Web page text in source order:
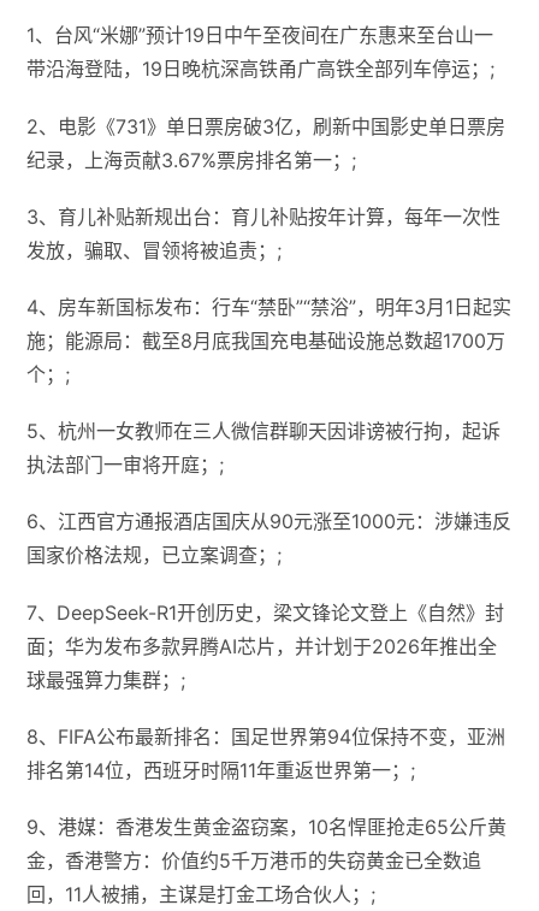
1、台风“米娜”预计19日中午至夜间在广东惠来至台山一
带沿海登陆，19日晚杭深高铁甬广高铁全部列车停运；;
2、电影《731》单日票房破3亿，刷新中国影史单日票房
纪录，上海贡献3.67%票房排名第一；;
3、育儿补贴新规出台：育儿补贴按年计算，每年一次性
发放，骗取、冒领将被追责；;
4、房车新国标发布：行车“禁卧”“禁浴”，明年3月1日起实
施；能源局：截至8月底我国充电基础设施总数超1700万
个；;
5、杭州一女教师在三人微信群聊天因诽谤被行拘，起诉
执法部门一审将开庭；;
6、江西官方通报酒店国庆从90元涨至1000元：涉嫌违反
国家价格法规，已立案调查；;
7、DeepSeek-R1开创历史，梁文锋论文登上《自然》封
面；华为发布多款昇腾AI芯片，并计划于2026年推出全
球最强算力集群；;
8、FIFA公布最新排名：国足世界第94位保持不变，亚洲
排名第14位，西班牙时隔11年重返世界第一；;
9、港媒：香港发生黄金盗窃案，10名悍匪抢走65公斤黄
金，香港警方：价值约5千万港币的失窃黄金已全数追
回，11人被捕，主谋是打金工场合伙人；;